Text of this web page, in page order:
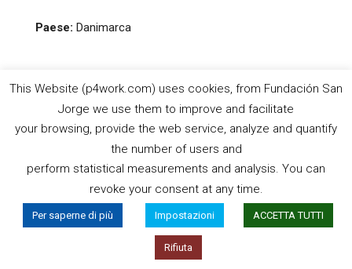
Paese: Danimarca
Il sostegno della Commissione europea alla produzione di
questo sito web non costituisce un’approvazione del
contenuto, che rifletteesclusivamenteil punto di vista degli
autori, e la Commissione non può essere
ritenutaresponsabileper l’uso che può essere fatto delle
This Website (p4work.com) uses cookies, from Fundación San
Jorge we use them to improve and facilitate
your browsing, provide the web service, analyze and quantify
the number of users and
perform statistical measurements and analysis. You can
revoke your consent at any time.
Per saperne di più Impostazioni ACCETTA TUTTI
Rifiuta